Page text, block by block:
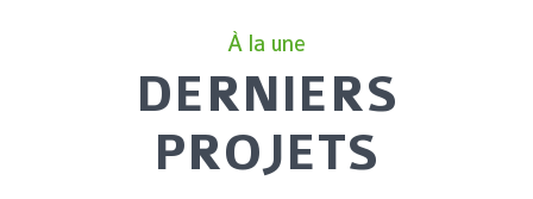
À la une
DERNIERS
PROJETS